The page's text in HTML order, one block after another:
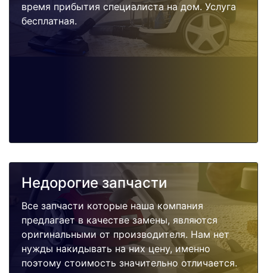
время прибытия специалиста на дом. Услуга
бесплатная.
Недорогие запчасти
Все запчасти которые наша компания
предлагает в качестве замены, являются
оригинальными от производителя. Нам нет
нужды накидывать на них цену, именно
поэтому стоимость значительно отличается.